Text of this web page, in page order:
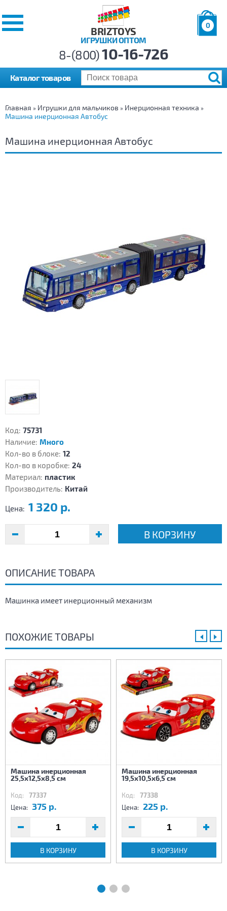
BRIZTOYS
ИГРУШКИ ОПТОМ
0
р.
8-(800)10-16-726
Каталог товаров
Главная » Игрушки для мальчиков » Инерционная техника »
Машина инерционная Автобус
Машина инерционная Автобус
Код: 75731
Наличие: Много
Кол-во в блоке: 12
Кол-во в коробке: 24
Материал: пластик
Производитель: Китай
Цена: 1 320 р.
В КОРЗИНУ
ОПИСАНИЕ ТОВАРА
Машинка имеет инерционный механизм
ПОХОЖИЕ ТОВАРЫ
Машина инерционная
25,5х12,5х8,5 см
Код: 77337
Цена: 375 р.
В КОРЗИНУ
Машина инерционная
19,5х10,5х6,5 см
Код: 77338
Цена: 225 р.
В КОРЗИНУ